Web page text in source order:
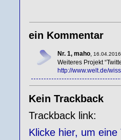
ein Kommentar
Nr. 1, maho,
Weiteres Projekt
http://www.welt.de/
Kein Trackback
Trackback link:
Klicke hier, um